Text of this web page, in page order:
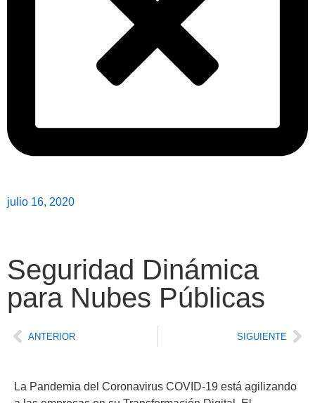
julio 16, 2020
Seguridad Dinámica
para Nubes Públicas
ANTERIOR SIGUIENTE
La Pandemia del Coronavirus COVID-19 está agilizando